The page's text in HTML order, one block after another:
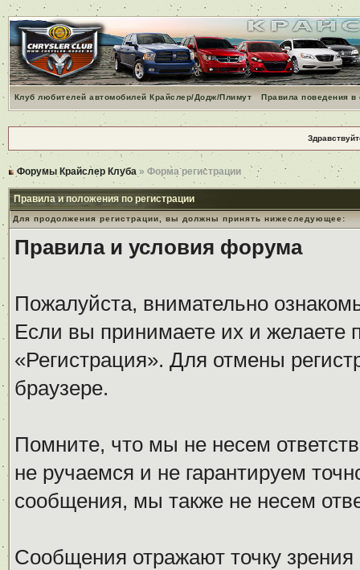
Клуб любителей автомобилей Крайслер/Додж/Плимут Правила поведения
Форумы Крайслер Клуба » Форма регистрации
Правила и положения по регистрации
Для продолжения регистрации, вы должны принять нижеследующее:
Правила и условия форума
Пожалуйста, внимательно
Если вы принимаете их и желаете
«Регистрация». Для отмены
браузере.
Помните, что мы не несем
не ручаемся и не гарантируем
сообщения, мы также не несем
Сообщения отражают точку